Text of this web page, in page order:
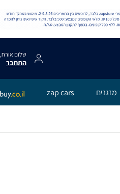
שלום אורח,
התחבר
מזגנים zap cars